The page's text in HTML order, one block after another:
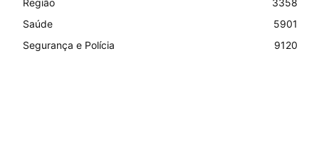
Região
3358
Saúde
5901
Segurança e Polícia
9120